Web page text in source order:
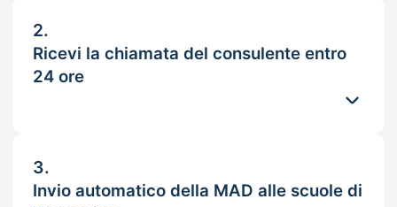
2.
Ricevi la chiamata del consulente entro
24 ore
3.
Invio automatico della MAD alle scuole di